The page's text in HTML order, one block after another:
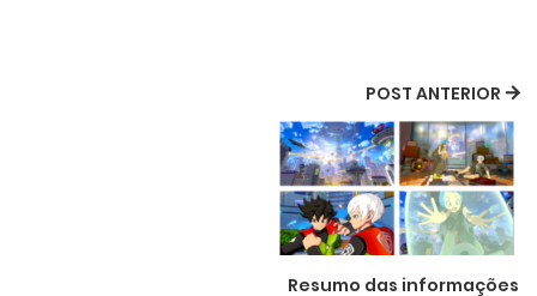
POST ANTERIOR
Resumo das informações